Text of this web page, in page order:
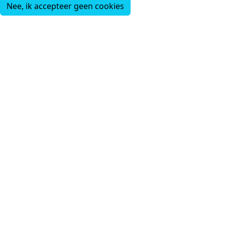
Nee, ik accepteer geen cookies